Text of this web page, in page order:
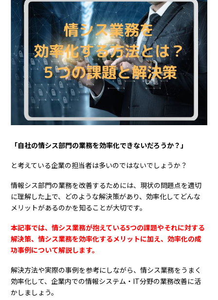
「自社の情シス部門の業務を効率化できないだろうか？」
と考えている企業の担当者は多いのではないでしょうか？
情報シス部門の業務を改善するためには、現状の問題点を適切
に理解した上で、どのような解決策があり、効率化してどんな
メリットがあるのかを知ることが大切です。
本記事では、情シス業務が抱えている5つの課題やそれに対する
解決策、情シス業務を効率化するメリットに加え、効率化の成
功事例について解説します。
解決方法や実際の事例を参考にしながら、情シス業務をうまく
効率化して、企業内での情報システム・IT分野の業務改善に活
かしましょう。